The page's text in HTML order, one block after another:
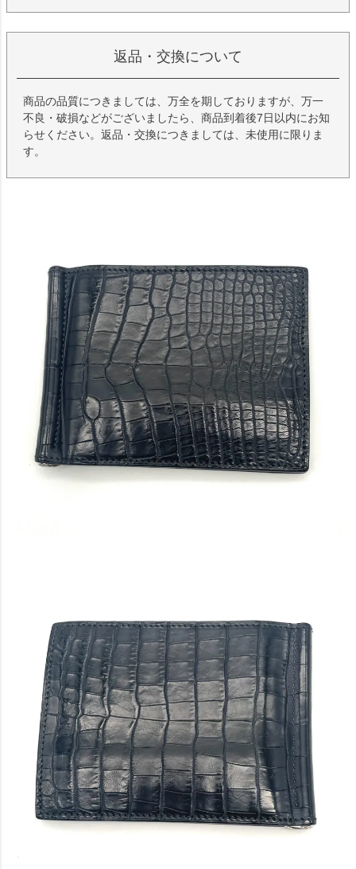
返品・交換について
商品の品質につきましては、万全を期しておりますが、万一
不良・破損などがございましたら、商品到着後7日以内にお知
らせください。返品・交換につきましては、未使用に限りま
す。